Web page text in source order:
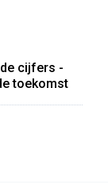
cijfers -
toekomst